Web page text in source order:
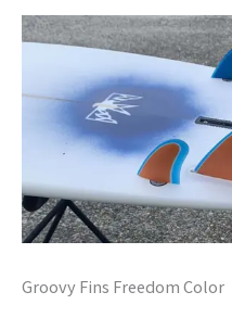
Groovy Fins Freedom Color